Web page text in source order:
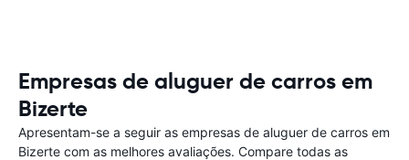
Empresas de aluguer de carros em
Bizerte
Apresentam-se a seguir as empresas de aluguer de carros em
Bizerte com as melhores avaliações. Compare todas as